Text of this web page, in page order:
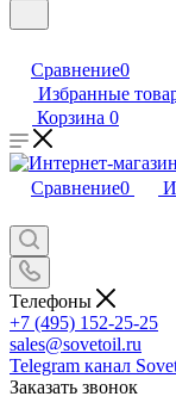
Сравнение0
Избранные
Корзина 0
Сравнение0
Телефоны
+7 (495) 152-25-25
sales@sovetoil.ru
Telegram канал
Заказать звонок